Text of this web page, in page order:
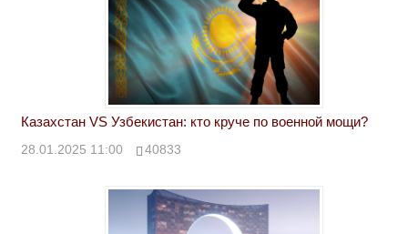
Казахстан VS Узбекистан: кто круче по военной мощи?
28.01.2025 11:00 40833